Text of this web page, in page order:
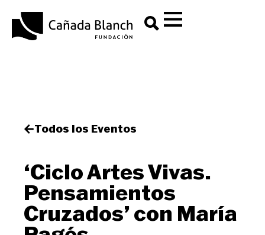
Todos los Eventos
‘Ciclo Artes Vivas.
Pensamientos
Cruzados’ con María